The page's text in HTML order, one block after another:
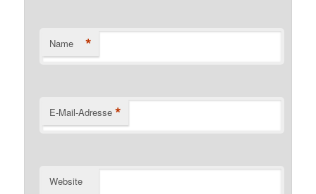
Name *
E-Mail-Adresse *
Website